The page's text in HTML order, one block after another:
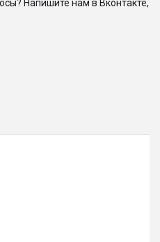
Напишите нам в Вконтакте,